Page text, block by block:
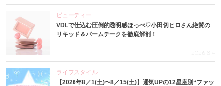
ビューティー
VDLで仕込む圧倒的透明感ほっぺ♡小田切ヒロさん絶賛の
リキッド＆バームチークを徹底解剖！
2026.8.4
ライフスタイル
【2026年8／1(土)〜8／15(土)】運気UPの12星座別“ファッ